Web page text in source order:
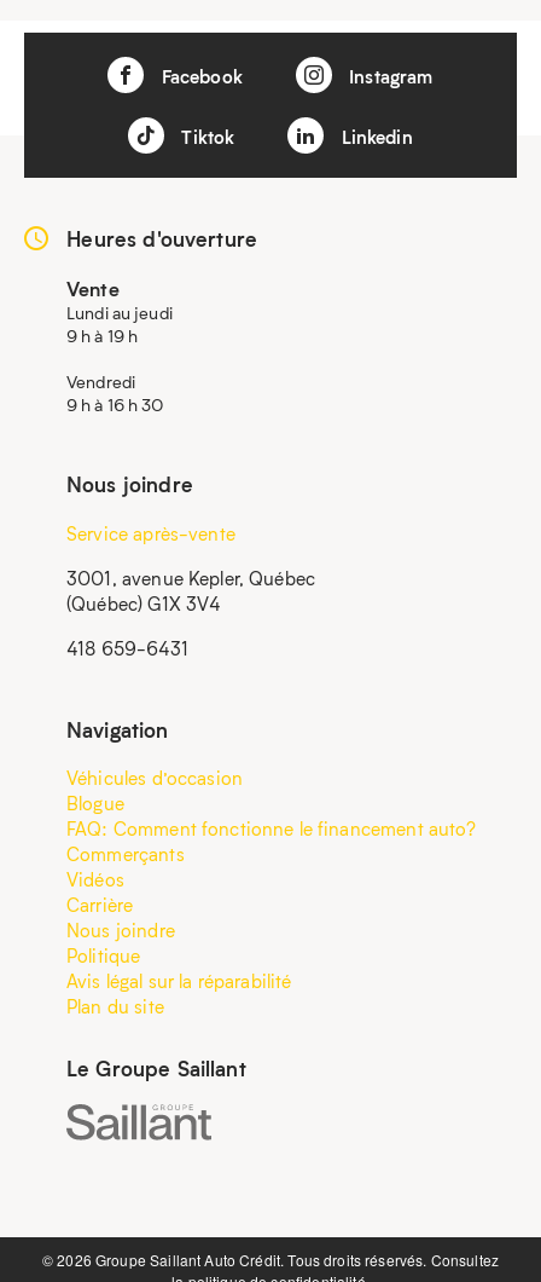
Facebook Instagram
Tiktok Linkedin
Heures d'ouverture
Vente
Lundi au jeudi
9 h à 19 h
Vendredi
9 h à 16 h 30
Nous joindre
Service après-vente
3001, avenue Kepler, Québec
(Québec) G1X 3V4
418 659-6431
Navigation
Véhicules d’occasion
Blogue
FAQ: Comment fonctionne le financement auto?
Commerçants
Vidéos
Carrière
Nous joindre
Politique
Avis légal sur la réparabilité
Plan du site
Le Groupe Saillant
©️ 2026 Groupe Saillant Auto Crédit. Tous droits réservés. Consultez